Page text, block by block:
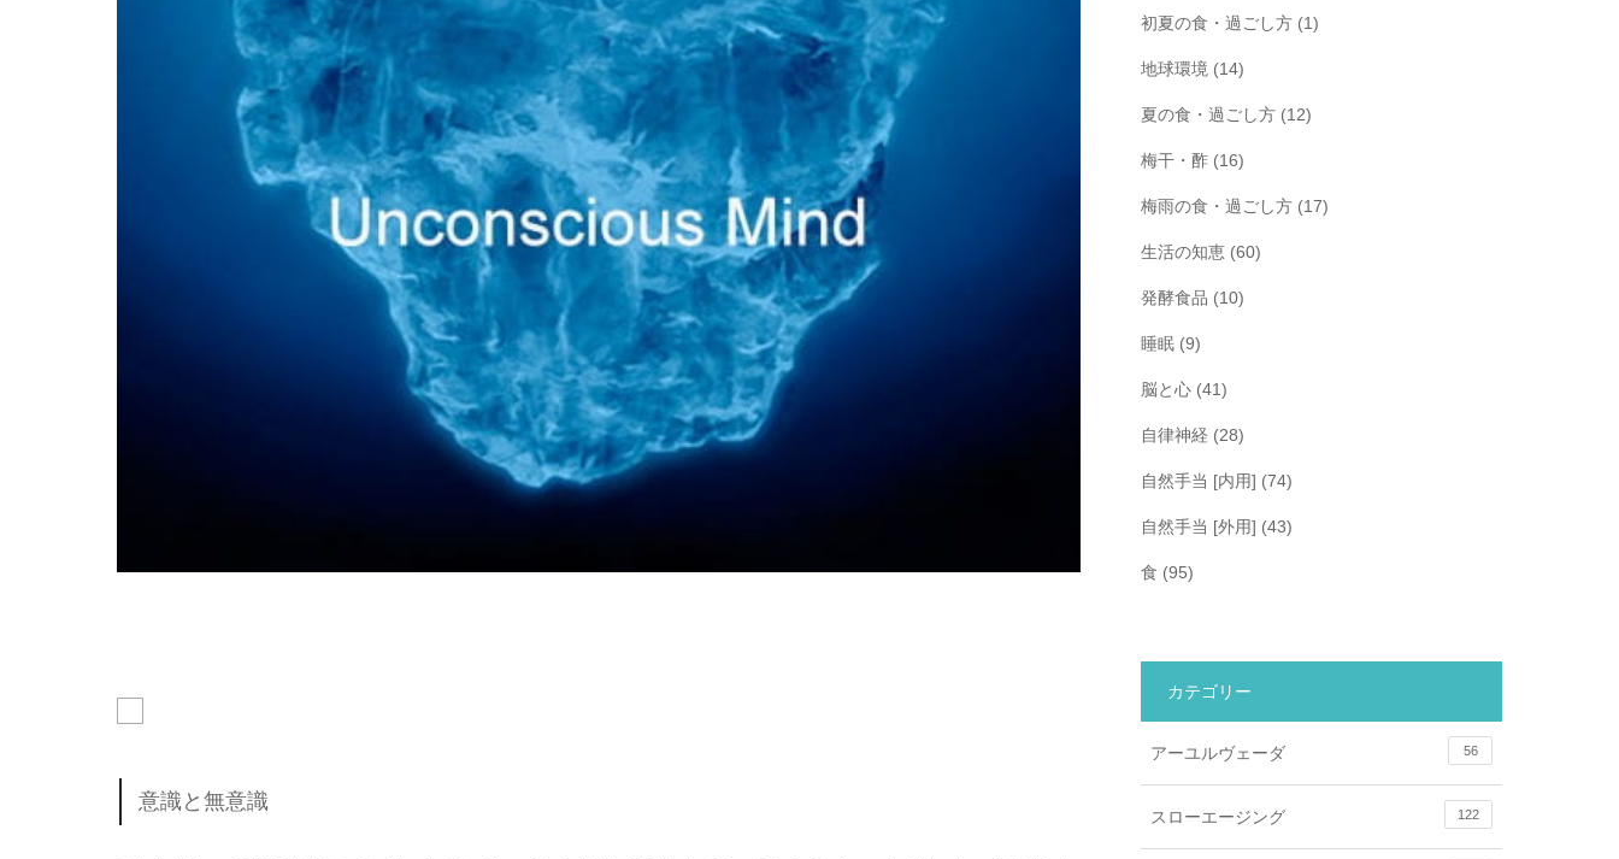
意識と無意識
初夏の食・過ごし方 (1)
地球環境 (14)
夏の食・過ごし方 (12)
梅干・酢 (16)
梅雨の食・過ごし方 (17)
生活の知恵 (60)
発酵食品 (10)
睡眠 (9)
脳と心 (41)
自律神経 (28)
自然手当 [内用] (74)
自然手当 [外用] (43)
食 (95)
カテゴリー
アーユルヴェーダ 56
スローエージング 122